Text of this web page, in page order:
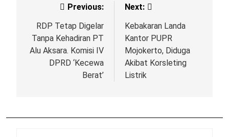
Previous:
RDP Tetap Digelar
Tanpa Kehadiran PT
Alu Aksara. Komisi IV
DPRD ‘Kecewa
Berat’
Next:
Kebakaran Landa
Kantor PUPR
Mojokerto, Diduga
Akibat Korsleting
Listrik